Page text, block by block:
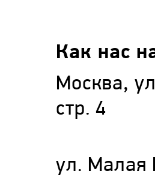
Как нас
Москва,
стр. 4
ул. Малая